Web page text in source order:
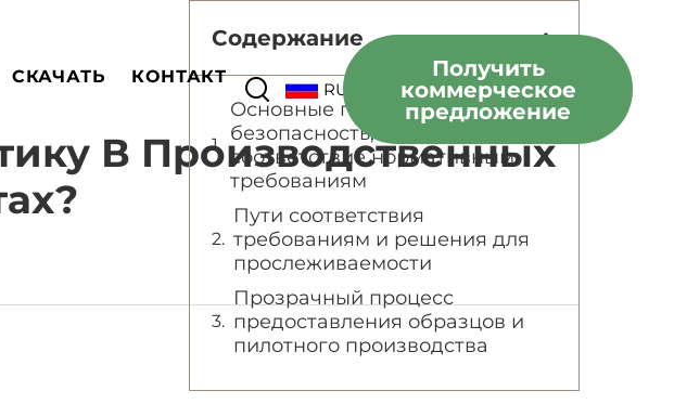
СКАЧАТЬ КОНТАКТ
RU
Получить
коммерческое
предложение
В Производственных
Содержание
Основные принципы:
безопасность, прозрачность и
соответствие нормативным
требованиям
Пути соответствия
требованиям и решения для
прослеживаемости
Прозрачный процесс
предоставления образцов и
пилотного производства